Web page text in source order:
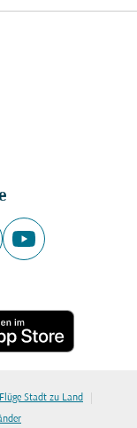
Flüge Stadt zu Land |